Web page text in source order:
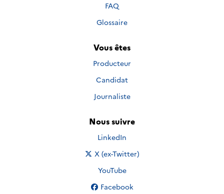
FAQ
Glossaire
Vous êtes
Producteur
Candidat
Journaliste
Nous suivre
Nous suivre sur
LinkedIn
Nous suivre sur
X (ex-Twitter)
Nous suivre sur
YouTube
Nous suivre sur
Facebook